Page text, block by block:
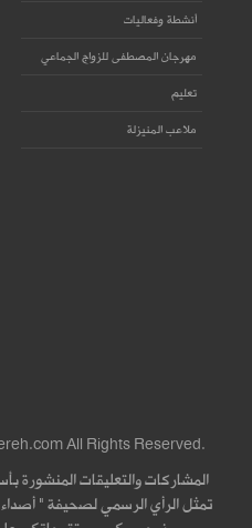
أنشطة وفعاليات
مهرجان المصطفى للزواج الجماعي
تعليم
ملاعب المنيزلة
All Rights Reserved.
المشاركات والتعليقات المنشورة
تمثل الرأي الرسمي لصحيفة "